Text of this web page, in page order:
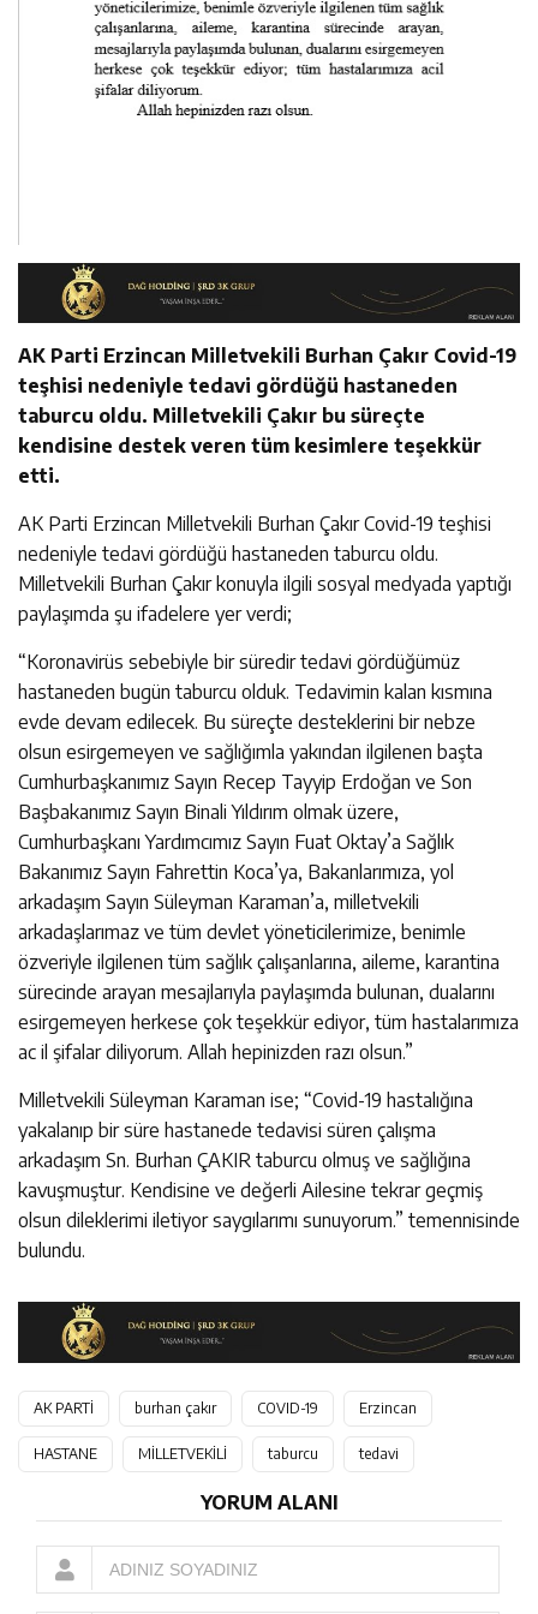
AK Parti Erzincan Milletvekili Burhan Çakır Covid-19
teşhisi nedeniyle tedavi gördüğü hastaneden
taburcu oldu. Milletvekili Çakır bu süreçte
kendisine destek veren tüm kesimlere teşekkür
etti.
AK Parti Erzincan Milletvekili Burhan Çakır Covid-19 teşhisi
nedeniyle tedavi gördüğü hastaneden taburcu oldu.
Milletvekili Burhan Çakır konuyla ilgili sosyal medyada yaptığı
paylaşımda şu ifadelere yer verdi;
“Koronavirüs sebebiyle bir süredir tedavi gördüğümüz
hastaneden bugün taburcu olduk. Tedavimin kalan kısmına
evde devam edilecek. Bu süreçte desteklerini bir nebze
olsun esirgemeyen ve sağlığımla yakından ilgilenen başta
Cumhurbaşkanımız Sayın Recep Tayyip Erdoğan ve Son
Başbakanımız Sayın Binali Yıldırım olmak üzere,
Cumhurbaşkanı Yardımcımız Sayın Fuat Oktay’a Sağlık
Bakanımız Sayın Fahrettin Koca’ya, Bakanlarımıza, yol
arkadaşım Sayın Süleyman Karaman’a, milletvekili
arkadaşlarımaz ve tüm devlet yöneticilerimize, benimle
özveriyle ilgilenen tüm sağlık çalışanlarına, aileme, karantina
sürecinde arayan mesajlarıyla paylaşımda bulunan, dualarını
esirgemeyen herkese çok teşekkür ediyor, tüm hastalarımıza
ac il şifalar diliyorum. Allah hepinizden razı olsun.”
Milletvekili Süleyman Karaman ise; “Covid-19 hastalığına
yakalanıp bir süre hastanede tedavisi süren çalışma
arkadaşım Sn. Burhan ÇAKIR taburcu olmuş ve sağlığına
kavuşmuştur. Kendisine ve değerli Ailesine tekrar geçmiş
olsun dileklerimi iletiyor saygılarımı sunuyorum.” temennisinde
bulundu.
AK PARTİ burhan çakır COVID-19 Erzincan
HASTANE MİLLETVEKİLİ taburcu tedavi
YORUM ALANI